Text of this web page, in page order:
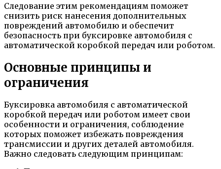
Следование этим рекомендациям поможет
снизить риск нанесения дополнительных
повреждений автомобилю и обеспечит
безопасность при буксировке автомобиля с
автоматической коробкой передач или роботом.
Основные принципы и
ограничения
Буксировка автомобиля с автоматической
коробкой передач или роботом имеет свои
особенности и ограничения, соблюдение
которых поможет избежать повреждения
трансмиссии и других деталей автомобиля.
Важно следовать следующим принципам: